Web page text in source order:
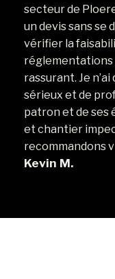
secteur de
un devis sans se
vérifier la
réglementations
rassurant. Je
sérieux et de
patron et de ses
et chantier
recommandons
Kevin M.